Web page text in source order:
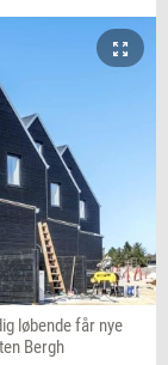
løbende får nye
Bergh